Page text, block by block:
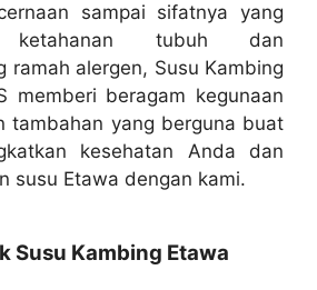
sampai sifatnya yang
ketahanan tubuh dan
ramah alergen, Susu Kambing
memberi beragam kegunaan
tambahan yang berguna buat
kesehatan Anda dan
susu Etawa dengan kami.
Susu Kambing Etawa